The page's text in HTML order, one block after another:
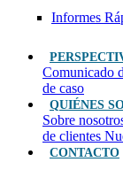
Informes
Comunicado
de caso
QUIÉNES
Sobre
de clientes
CONTACTO